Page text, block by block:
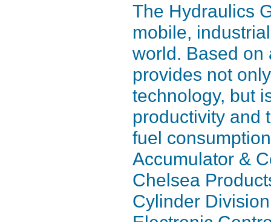
The Hydraulics
mobile,
world. Based on
provides not
technology, but
productivity and
fuel
Accumulator &
Chelsea
Cylinder